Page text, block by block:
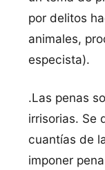
por delitos
animales,
especista).
.Las penas
irrisorias. Se
cuantías de
imponer